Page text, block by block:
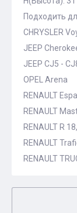
Подходить
CHRYSLER
JEEP
JEEP CJ5 -
OPEL Arena
RENAULT
RENAULT
RENAULT R
RENAULT
RENAULT